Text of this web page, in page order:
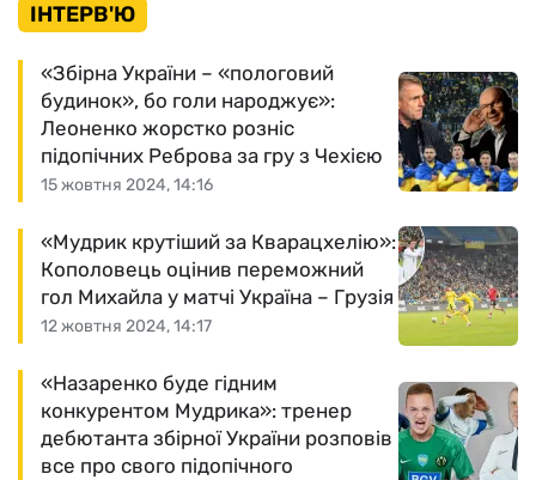
ІНТЕРВ'Ю
15 жовтня 2024, 14:16
«Збірна України – «пологовий
будинок», бо голи народжує»:
Леоненко жорстко розніс
підопічних Реброва за гру з Чехією
12 жовтня 2024, 14:17
«Мудрик крутіший за Кварацхелію»:
Кополовець оцінив переможний
гол Михайла у матчі Україна – Грузія
«Назаренко буде гідним
конкурентом Мудрика»: тренер
дебютанта збірної України розповів
все про свого підопічного